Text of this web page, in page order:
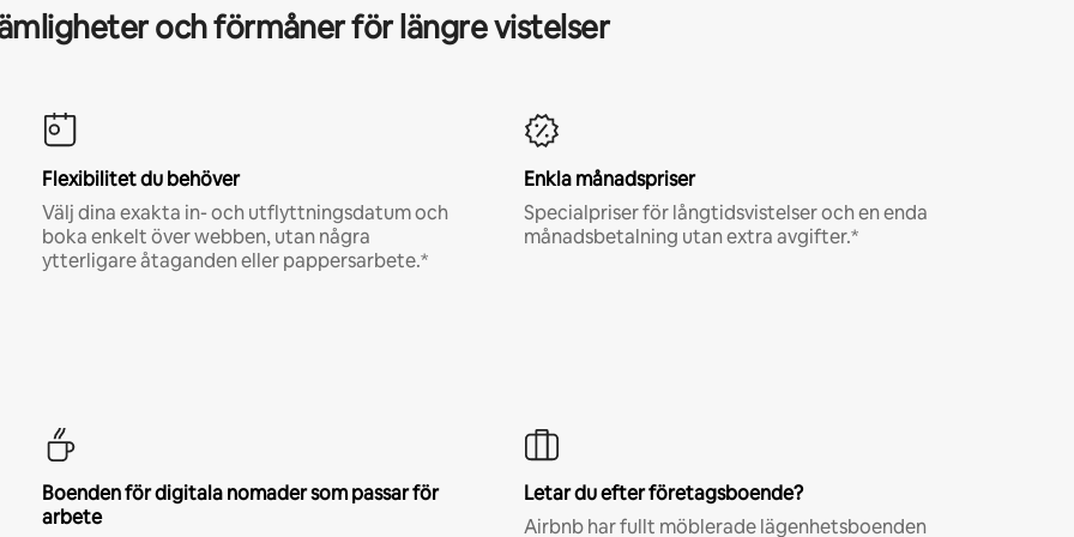
och förmåner för längre vistelser
Flexibilitet du behöver
Välj dina exakta in- och utflyttningsdatum och
boka enkelt över webben, utan några
ytterligare åtaganden eller pappersarbete.*
Enkla månadspriser
Specialpriser för långtidsvistelser och en enda
månadsbetalning utan extra avgifter.*
Boenden för digitala nomader som passar för
arbete
Letar du efter företagsboende?
Airbnb har fullt möblerade lägenhetsboenden